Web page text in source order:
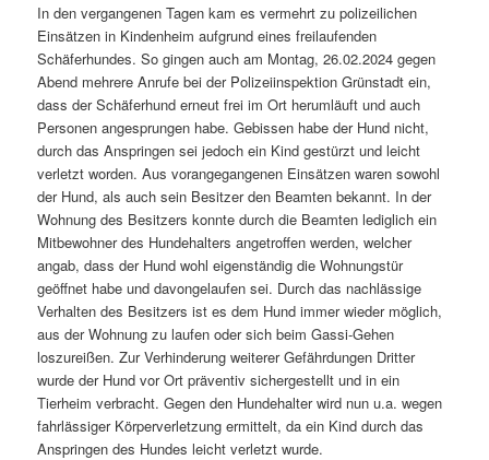
In den vergangenen Tagen kam es vermehrt zu polizeilichen
Einsätzen in Kindenheim aufgrund eines freilaufenden
Schäferhundes. So gingen auch am Montag, 26.02.2024 gegen
Abend mehrere Anrufe bei der Polizeiinspektion Grünstadt ein,
dass der Schäferhund erneut frei im Ort herumläuft und auch
Personen angesprungen habe. Gebissen habe der Hund nicht,
durch das Anspringen sei jedoch ein Kind gestürzt und leicht
verletzt worden. Aus vorangegangenen Einsätzen waren sowohl
der Hund, als auch sein Besitzer den Beamten bekannt. In der
Wohnung des Besitzers konnte durch die Beamten lediglich ein
Mitbewohner des Hundehalters angetroffen werden, welcher
angab, dass der Hund wohl eigenständig die Wohnungstür
geöffnet habe und davongelaufen sei. Durch das nachlässige
Verhalten des Besitzers ist es dem Hund immer wieder möglich,
aus der Wohnung zu laufen oder sich beim Gassi-Gehen
loszureißen. Zur Verhinderung weiterer Gefährdungen Dritter
wurde der Hund vor Ort präventiv sichergestellt und in ein
Tierheim verbracht. Gegen den Hundehalter wird nun u.a. wegen
fahrlässiger Körperverletzung ermittelt, da ein Kind durch das
Anspringen des Hundes leicht verletzt wurde.